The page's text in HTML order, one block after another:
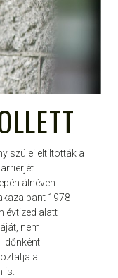
szülei eltiltották a
álnéven
1978-
évtized alatt
nem
időnként
a
is.